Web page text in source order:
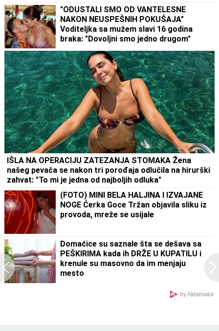
"ODUSTALI SMO OD VANTELESNE
NAKON NEUSPEŠNIH POKUŠAJA"
Voditeljka sa mužem slavi 16 godina
braka: "Dovoljni smo jedno drugom"
IŠLA NA OPERACIJU ZATEZANJA STOMAKA Žena
našeg pevača se nakon tri porođaja odlučila na hirurški
zahvat: "To mi je jedna od najboljih odluka"
(FOTO) MINI BELA HALJINA I IZVAJANE
NOGE Ćerka Goce Tržan objavila sliku iz
provoda, mreže se usijale
Domaćice su saznale šta se dešava sa
PEŠKIRIMA kada ih DRŽE U KUPATILU i
krenule su masovno da im menjaju
mesto
by Aklamator